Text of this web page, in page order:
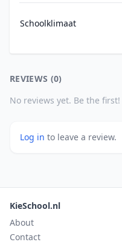
Schoolklimaat
REVIEWS (0)
No reviews yet. Be the first!
Log in to leave a review.
KieSchool.nl
About
Contact